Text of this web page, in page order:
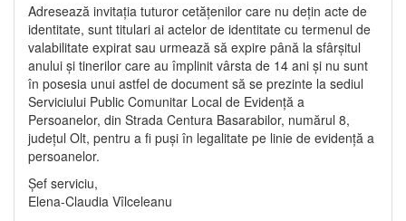
Adresează invitația tuturor cetățenilor care nu dețin acte de
identitate, sunt titulari ai actelor de identitate cu termenul de
valabilitate expirat sau urmează să expire până la sfârșitul
anului și tinerilor care au împlinit vârsta de 14 ani și nu sunt
în posesia unui astfel de document să se prezinte la sediul
Serviciului Public Comunitar Local de Evidență a
Persoanelor, din Strada Centura Basarabilor, numărul 8,
județul Olt, pentru a fi puși în legalitate pe linie de evidență a
persoanelor.
Șef serviciu,
Elena-Claudia Vîlceleanu